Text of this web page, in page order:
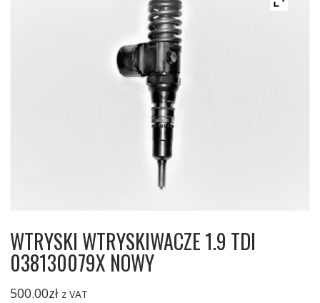
WTRYSKI WTRYSKIWACZE 1.9 TDI
038130079X NOWY
500.00zł z VAT